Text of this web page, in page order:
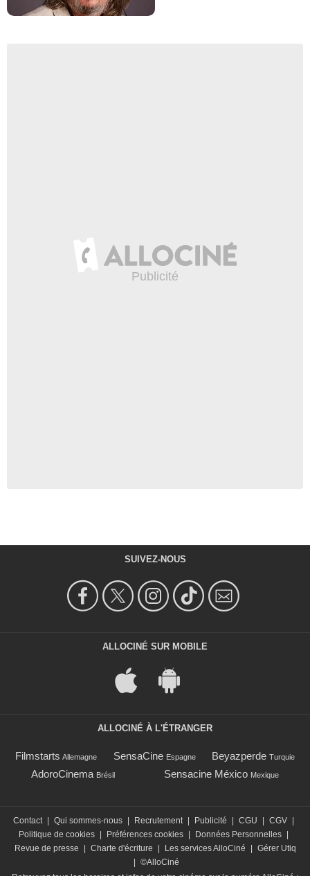
SUIVEZ-NOUS
ALLOCINÉ SUR MOBILE
ALLOCINÉ À L'ÉTRANGER
Filmstarts Allemagne SensaCine Espagne Beyazperde Turquie
AdoroCinema Brésil Sensacine México Mexique
Contact | Qui sommes-nous | Recrutement | Publicité | CGU | CGV |
Politique de cookies | Préférences cookies | Données Personnelles |
Revue de presse
| Charte d'écriture | Les services AlloCiné | Gérer Utiq
| ©AlloCiné